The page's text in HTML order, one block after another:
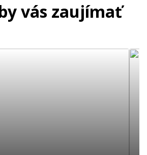
vás zaujímať